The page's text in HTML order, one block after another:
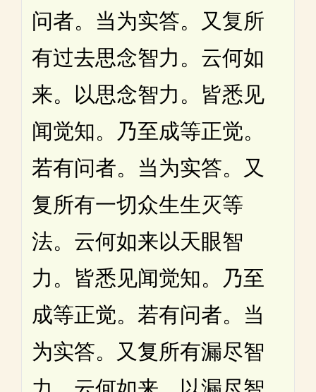
问者。当为实答。又复所
有过去思念智力。云何如
来。以思念智力。皆悉见
闻觉知。乃至成等正觉。
若有问者。当为实答。又
复所有一切众生生灭等
法。云何如来以天眼智
力。皆悉见闻觉知。乃至
成等正觉。若有问者。当
为实答。又复所有漏尽智